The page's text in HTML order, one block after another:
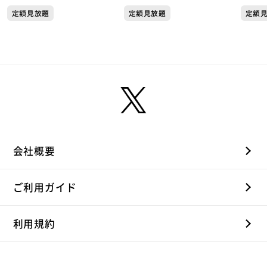
だけしか楽しめない極上の
定額見放題 定額見放題 定額
会社概要
ご利用ガイド
利用規約